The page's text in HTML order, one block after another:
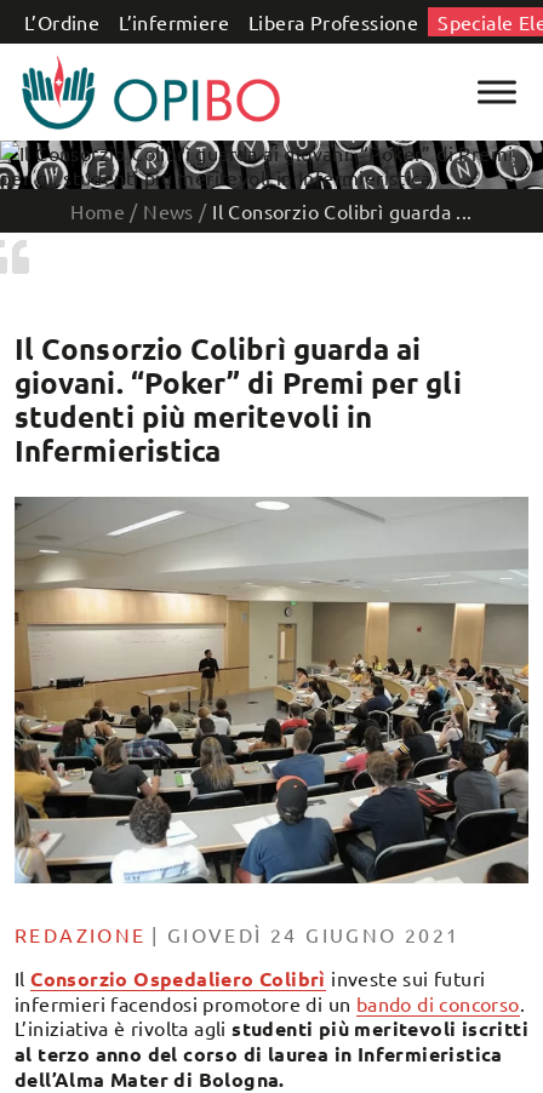
Salta al contenuto
L’Ordine L’infermiere Libera Professione Speciale
Home / News / Il Consorzio Colibrì guarda ...
Il Consorzio Colibrì guarda ai
giovani. “Poker” di Premi per gli
studenti più meritevoli in
Infermieristica
REDAZIONE | GIOVEDÌ 24 GIUGNO 2021
IlConsorzio Ospedaliero Colibrì investe sui futuri
infermieri facendosi promotore di un bando di concorso
L’iniziativa è rivolta aglistudenti più meritevoli iscritti
al terzo anno del corso di laurea in Infermieristica
dell’Alma Mater di Bologna.